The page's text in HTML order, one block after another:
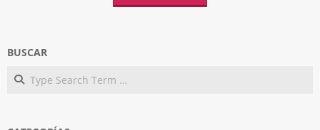
BUSCAR
Search